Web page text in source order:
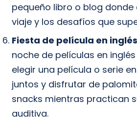
pequeño libro o blog
viaje y los desafíos que
Fiesta de película en
noche de películas en
elegir una película o serie
juntos y disfrutar de
snacks mientras practican
auditiva.